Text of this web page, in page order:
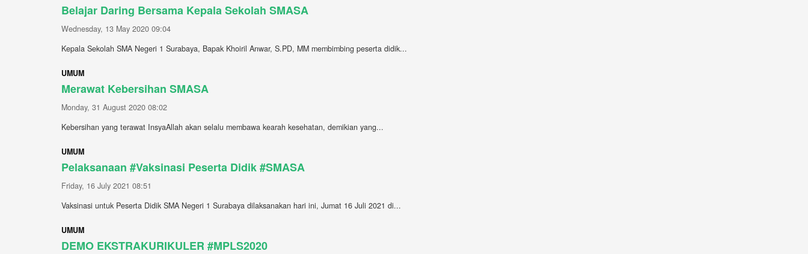
Belajar Daring Bersama Kepala Sekolah SMASA
Wednesday, 13 May 2020 09:04
Kepala Sekolah SMA Negeri 1 Surabaya, Bapak Khoiril Anwar, S.PD, MM membimbing peserta didik...
UMUM
Merawat Kebersihan SMASA
Monday, 31 August 2020 08:02
Kebersihan yang terawat InsyaAllah akan selalu membawa kearah kesehatan, demikian yang...
UMUM
Pelaksanaan #Vaksinasi Peserta Didik #SMASA
Friday, 16 July 2021 08:51
Vaksinasi untuk Peserta Didik SMA Negeri 1 Surabaya dilaksanakan hari ini, Jumat 16 Juli 2021 di...
UMUM
DEMO EKSTRAKURIKULER #MPLS2020